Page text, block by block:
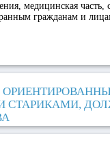
медицинская часть,
гражданам и
СТАРИКАМИ,